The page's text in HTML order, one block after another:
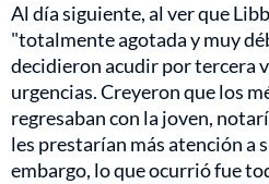
Al día siguiente, al ver que
"totalmente agotada y muy
decidieron acudir por tercera
urgencias. Creyeron que los
regresaban con la joven,
les prestarían más atención a
embargo, lo que ocurrió fue